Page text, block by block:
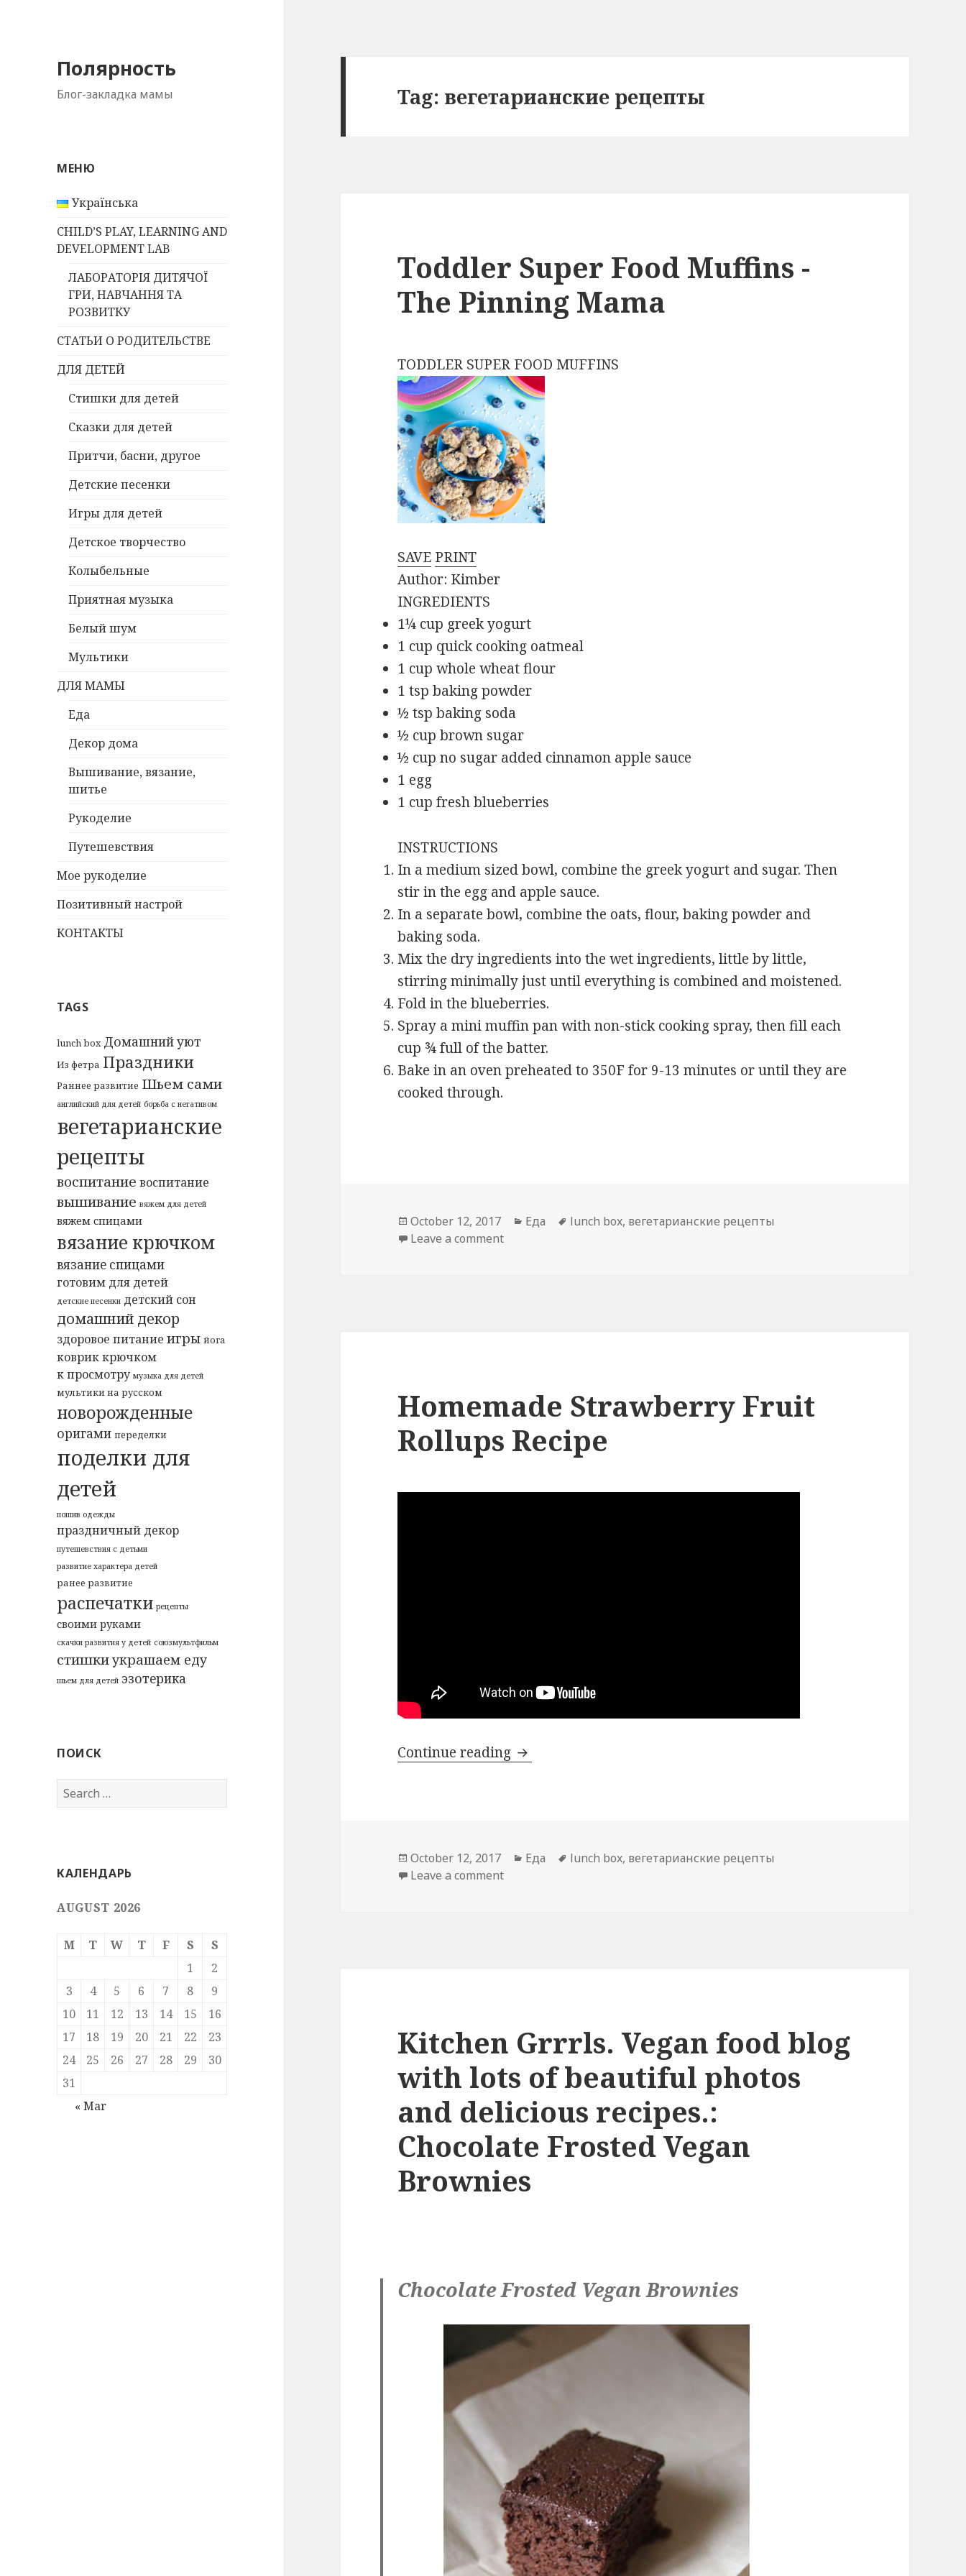
Полярность
Блог-закладка мамы
МЕНЮ
Українська
CHILD’S PLAY, LEARNING AND
DEVELOPMENT LAB
ЛАБОРАТОРІЯ ДИТЯЧОЇ
ГРИ, НАВЧАННЯ ТА
РОЗВИТКУ
СТАТЬИ О РОДИТЕЛЬСТВЕ
ДЛЯ ДЕТЕЙ
Стишки для детей
Сказки для детей
Притчи, басни, другое
Детские песенки
Игры для детей
Детское творчество
Колыбельные
Приятная музыка
Белый шум
Мультики
ДЛЯ МАМЫ
Еда
Декор дома
Вышивание, вязание,
шитье
Рукоделие
Путешевствия
Мое рукоделие
Позитивный настрой
КОНТАКТЫ
TAGS
lunch box Домашний уют
Из фетра Праздники
Раннее развитие Шьем сами
английский для детей борьба с негативом
вегетарианские
рецепты
воспитание воспитание
вышивание вяжем для детей
вяжем спицами
вязание крючком
вязание спицами
готовим для детей
детские песенки детский сон
домашний декор
здоровое питание игры йога
коврик крючком
к просмотру музыка для детей
мультики на русском
новорожденные
оригами переделки
поделки для
детей
пошив одежды
праздничный декор
путешевствия с детьми
развитие характера детей
ранее развитие
распечатки рецепты
своими руками
скачки развития у детей союзмультфильм
стишкиукрашаем еду
шьем для детей эзотерика
ПОИСК
Search
for:
КАЛЕНДАРЬ
AUGUST 2026
M T W T F S
S
1
2
3
4 5 6 7 8
9
10
11 12 13 14 15
16
17
18 19 20 21 22
23
24
25 26 27 28 29
30
31
« Mar
Tag: вегетарианские рецепты
Toddler Super Food Muffins -
The Pinning Mama
TODDLER SUPER FOOD MUFFINS
SAVE PRINT
Author: Kimber
INGREDIENTS
1¼ cup greek yogurt
1 cup quick cooking oatmeal
1 cup whole wheat flour
1 tsp baking powder
½ tsp baking soda
½ cup brown sugar
½ cup no sugar added cinnamon apple sauce
1 egg
1 cup fresh blueberries
INSTRUCTIONS
In a medium sized bowl, combine the greek yogurt and sugar. Then
stir in the egg and apple sauce.
In a separate bowl, combine the oats, flour, baking powder and
baking soda.
Mix the dry ingredients into the wet ingredients, little by little,
stirring minimally just until everything is combined and moistened.
Fold in the blueberries.
Spray a mini muffin pan with non-stick cooking spray, then fill each
cup ¾ full of the batter.
Bake in an oven preheated to 350F for 9-13 minutes or until they are
cooked through.
Posted
on
October 12, 2017 Categories
Еда Tags
lunch box, вегетарианские рецепты
Leave a commenton Toddler Super Food Muffins -The Pinning Mama
Homemade Strawberry Fruit
Rollups Recipe
Continue reading Homemade Strawberry Fruit Rollups Recipe
Posted
on
October 12, 2017 Categories
Еда Tags
lunch box, вегетарианские рецепты
Leave a commenton Homemade Strawberry Fruit Rollups Recipe
Kitchen Grrrls. Vegan food blog
with lots of beautiful photos
and delicious recipes.:
Chocolate Frosted Vegan
Brownies
Chocolate Frosted Vegan Brownies